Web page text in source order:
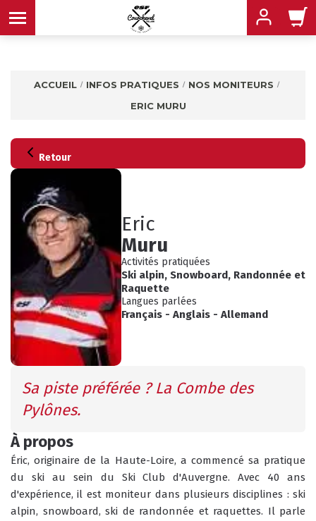
MENU
INFOS PRATIQUES
MENU
CONSEILS
MENU
AGENDA
ANIMATIONS
MENU
MENU
COURS COLLECTIFS
RÉSERVER
COURS PRIVÉS
RÉSERVER
ACCUEIL INFOS PRATIQUES
NOS MONITEURS
ERIC MURU
Retour
Eric
Muru
Activités pratiquées
Ski alpin, Snowboard, Randonnéeet
Raquette
Langues parlées
Français - Anglais - Allemand
Sa piste préférée ? La Combe des
Pylônes.
À propos
Éric, originaire de la Haute-Loire, a commencé sa pratique
du ski au sein du Ski Club d'Auvergne. Avec 40 ans
d'expérience, il est moniteur dans plusieurs disciplines : ski
alpin, snowboard, ski de randonnée et raquettes. Il parle